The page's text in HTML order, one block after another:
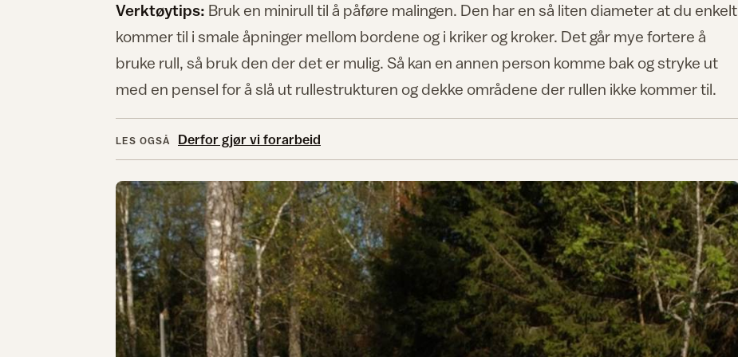
Verktøytips: Bruk en minirull til å påføre malingen. Den har en så liten diameter at du enkelt
kommer til i smale åpninger mellom bordene og i kriker og kroker. Det går mye fortere å
bruke rull, så bruk den der det er mulig. Så kan en annen person komme bak og stryke ut
med en pensel for å slå ut rullestrukturen og dekke områdene der rullen ikke kommer til.
LES OGSÅ Derfor gjør vi forarbeid